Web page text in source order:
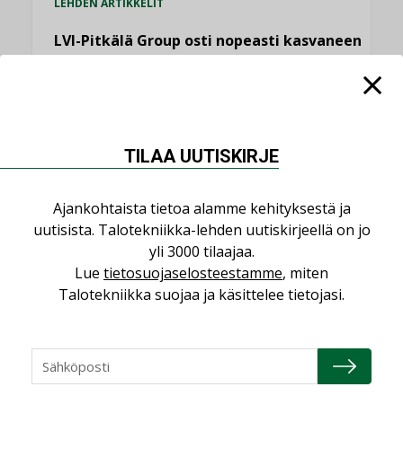
LEHDEN ARTIKKELIT
LVI-Pitkälä Group osti nopeasti kasvaneen
yrityksen
NÄKÖKULMIA
Puheista tekoihin – uusin teknologia
Sähköistäminen säästää euroja
TILAA UUTISKIRJE
Ajankohtaista tietoa alamme kehityksestä ja
uutisista. Talotekniikka-lehden uutiskirjeellä on jo
yli 3000 tilaajaa.
Lue tietosuojaselosteestamme, miten
Talotekniikka suojaa ja käsittelee tietojasi.